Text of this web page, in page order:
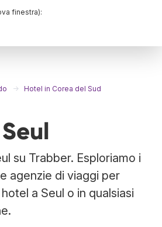
finestra):
Hotel in Corea del Sud
su Trabber. Esploriamo i
agenzie di viaggi per
a Seul o in qualsiasi